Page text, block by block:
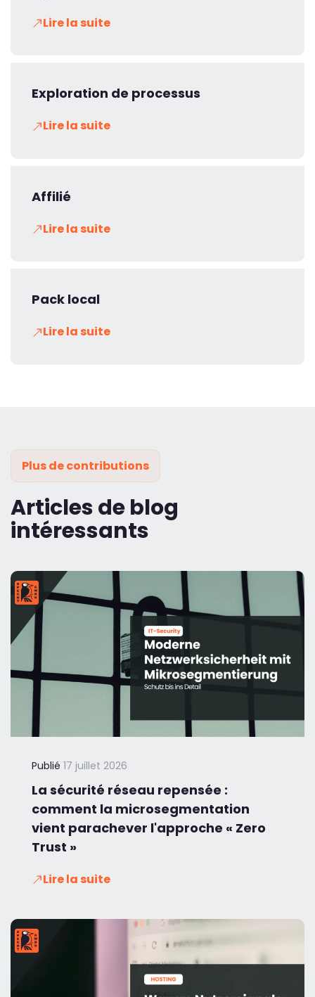
Lire la suite
Exploration de processus
Lire la suite
Affilié
Lire la suite
Pack local
Lire la suite
Plus de contributions
Articles de blog
intéressants
Publié 17 juillet 2026
La sécurité réseau repensée :
comment la microsegmentation
vient parachever l'approche « Zero
Trust »
Lire la suite